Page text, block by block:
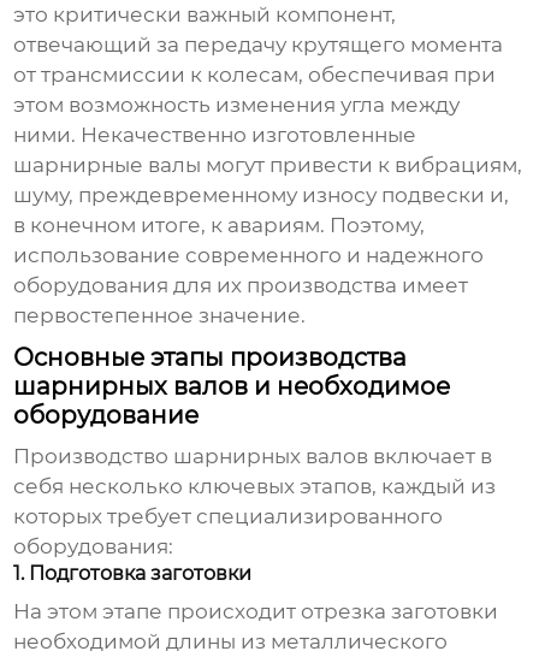
это критически важный компонент,
отвечающий за передачу крутящего момента
от трансмиссии к колесам, обеспечивая при
этом возможность изменения угла между
ними. Некачественно изготовленные
шарнирные валы могут привести к вибрациям,
шуму, преждевременному износу подвески и,
в конечном итоге, к авариям. Поэтому,
использование современного и надежного
оборудования для их производства имеет
первостепенное значение.
Основные этапы производства
шарнирных валов и необходимое
оборудование
Производство шарнирных валов включает в
себя несколько ключевых этапов, каждый из
которых требует специализированного
оборудования:
1. Подготовка заготовки
На этом этапе происходит отрезка заготовки
необходимой длины из металлического